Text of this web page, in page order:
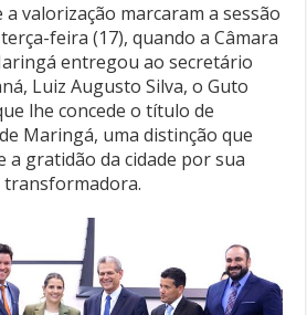
valorização marcaram a sessão
feira (17), quando a Câmara
entregou ao secretário
Luiz Augusto Silva, o Guto
lhe concede o título de
Maringá, uma distinção que
a gratidão da cidade por sua
transformadora.